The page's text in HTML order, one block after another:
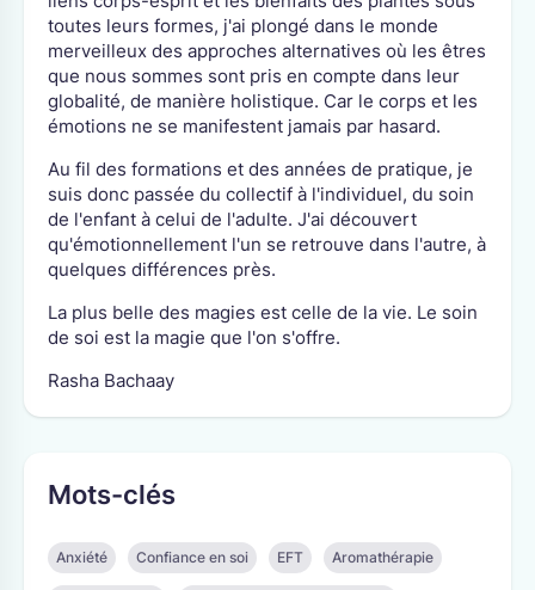
toutes leurs formes, j'ai plongé dans le monde
merveilleux des approches alternatives où les êtres
que nous sommes sont pris en compte dans leur
globalité, de manière holistique. Car le corps et les
émotions ne se manifestent jamais par hasard.
Au fil des formations et des années de pratique, je
suis donc passée du collectif à l'individuel, du soin
de l'enfant à celui de l'adulte. J'ai découvert
qu'émotionnellement l'un se retrouve dans l'autre, à
quelques différences près.
La plus belle des magies est celle de la vie. Le soin
de soi est la magie que l'on s'offre.
Rasha Bachaay
Mots-clés
Anxiété Confiance en soi EFT Aromathérapie